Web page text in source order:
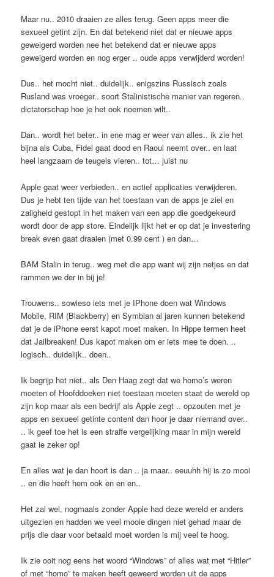
Maar nu.. 2010 draaien ze alles terug. Geen apps meer die
sexueel getint zijn. En dat betekend niet dat er nieuwe apps
geweigerd worden nee het betekend dat er nieuwe apps
geweigerd worden en nog erger .. oude apps verwijderd worden!
Dus.. het mocht niet.. duidelijk.. enigszins Russisch zoals
Rusland was vroeger.. soort Stalinistische manier van regeren..
dictatorschap hoe je het ook noemen wilt..
Dan.. wordt het beter.. in ene mag er weer van alles.. ik zie het
bijna als Cuba, Fidel gaat dood en Raoul neemt over.. en laat
heel langzaam de teugels vieren.. tot… juist nu
Apple gaat weer verbieden.. en actief applicaties verwijderen.
Dus je hebt ten tijde van het toestaan van de apps je ziel en
zaligheid gestopt in het maken van een app die goedgekeurd
wordt door de app store. Eindelijk lijkt het er op dat je investering
break even gaat draaien (met 0.99 cent ) en dan…
BAM Stalin in terug.. weg met die app want wij zijn netjes en dat
rammen we der in bij je!
Trouwens.. sowieso iets met je IPhone doen wat Windows
Mobile, RIM (Blackberry) en Symbian al jaren kunnen betekend
dat je de iPhone eerst kapot moet maken. In Hippe termen heet
dat Jailbreaken! Dus kapot maken om er iets mee te doen. ..
logisch.. duidelijk.. doen..
Ik begrijp het niet.. als Den Haag zegt dat we homo’s weren
moeten of Hoofddoeken niet toestaan moeten staat de wereld op
zijn kop maar als een bedrijf als Apple zegt .. opzouten met je
apps en sexueel getinte content dan hoor je daar niemand over..
.. ik geef toe het is een straffe vergelijking maar in mijn wereld
gaat ie zeker op!
En alles wat je dan hoort is dan .. ja maar.. eeuuhh hij is zo mooi
.. en die heeft hem ook en en en..
Het zal wel, nogmaals zonder Apple had deze wereld er anders
uitgezien en hadden we veel mooie dingen niet gehad maar de
prijs die daar voor betaald moet worden is mij veel te hoog.
Ik zie ooit nog eens het woord “Windows” of alles wat met “Hitler”
of met “homo” te maken heeft geweerd worden uit de apps